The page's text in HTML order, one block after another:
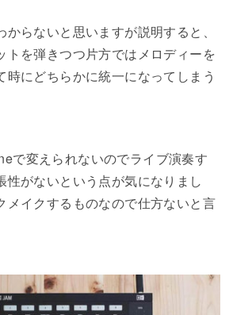
らないと思いますが説明すると、
トを弾きつつ片方ではメロディーを
時にどちらかに統一になってしまう
で変えられないのでライブ演奏す
性がないという点が気になりまし
メイクするものなので仕方ないと言